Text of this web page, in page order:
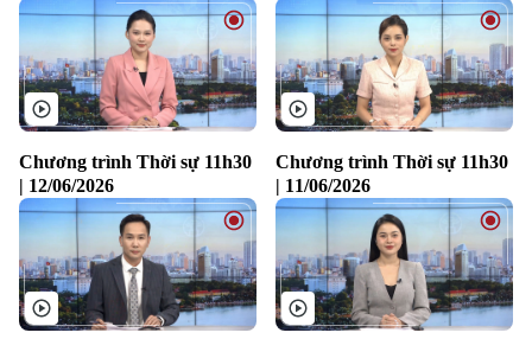
Chương trình Thời sự 11h30
| 12/06/2026
Chương trình Thời sự 11h30
| 11/06/2026